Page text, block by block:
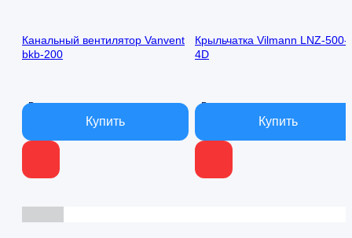
3
000 ₽.
Канальный вентилятор Vanvent
bkb-200
В наличии
Крыльчатка Vilmann LNZ-500-
4D
В наличии